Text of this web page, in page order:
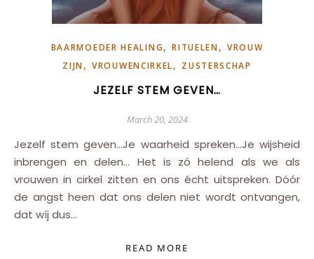
BAARMOEDER HEALING,RITUELEN, VROUW
ZIJN, VROUWENCIRKEL, ZUSTERSCHAP
JEZELF STEM GEVEN…
March 20, 2024
Jezelf stem geven…Je waarheid spreken…Je wijsheid
inbrengen en delen… Het is zó helend als we als
vrouwen in cirkel zitten en ons écht uitspreken. Dóór
de angst heen dat ons delen niet wordt ontvangen,
dat wíj dus…
READ MORE